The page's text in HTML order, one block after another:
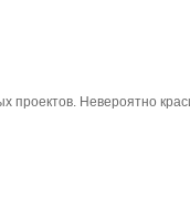
проектов. Невероятно